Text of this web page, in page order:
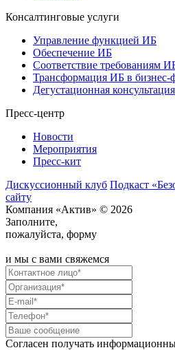
Консалтинговые услуги
Управление функцией ИБ
Обеспечение ИБ
Соответствие требованиям
Трансформация ИБ в
Дегустационная консультация
Пресс-центр
Новости
Мероприятия
Пресс-кит
Дискуссионный клуб Подкаст
сайту
Компания «Актив» © 2026
Заполните,
пожалуйста, форму
и мы с вами свяжемся
Согласен получать